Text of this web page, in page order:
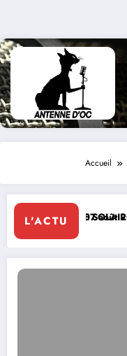
Accueil
L'ACTU
07 août 2026
ECLIPSE SOLAIRE